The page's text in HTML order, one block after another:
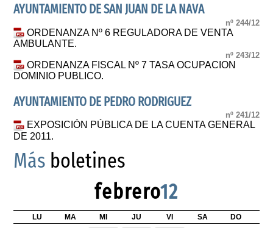
AYUNTAMIENTO DE SAN JUAN DE LA NAVA
nº 244/12
ORDENANZA Nº 6 REGULADORA DE VENTA
AMBULANTE.
nº 243/12
ORDENANZA FISCAL Nº 7 TASA OCUPACION
DOMINIO PUBLICO.
AYUNTAMIENTO DE PEDRO RODRIGUEZ
nº 241/12
EXPOSICIÓN PÚBLICA DE LA CUENTA GENERAL
DE 2011.
Más boletines
febrero12
LU MA MI JU VI SA DO